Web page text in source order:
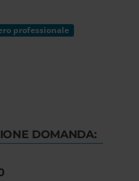
professionale
DOMANDA: